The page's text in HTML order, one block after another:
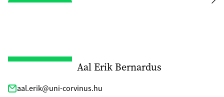
Aal Erik Bernardus
aal.erik@uni-corvinus.hu